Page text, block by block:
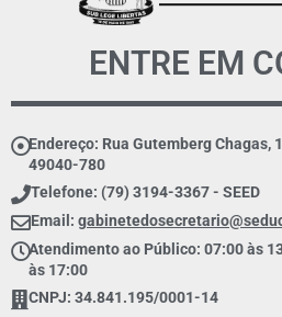
ENTRE EM
Endereço: Rua Gutemberg Chagas,
49040-780
Telefone: (79) 3194-3367 - SEED
Email:
Atendimento ao Público: 07:00 às
às 17:00
CNPJ: 34.841.195/0001-14